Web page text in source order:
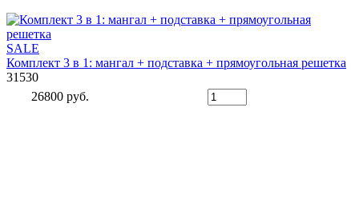
SALE
Комплект 3 в 1: мангал + подставка + прямоугольная решетка
31530
26800 руб.